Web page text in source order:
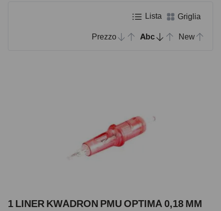
Lista Griglia
Prezzo Abc New
1 LINER KWADRON PMU OPTIMA 0,18 MM